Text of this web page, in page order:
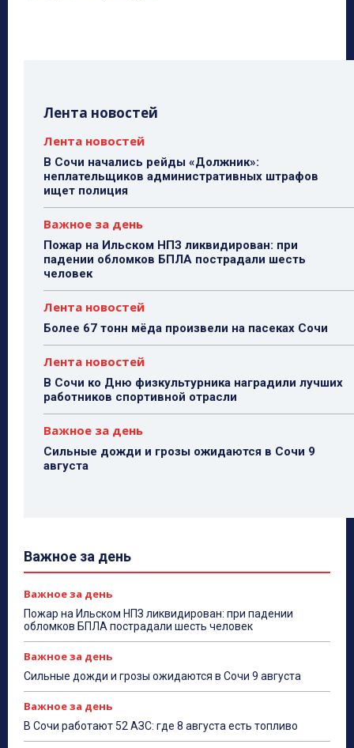
Лента новостей
Лента новостей
В Сочи начались рейды «Должник»:
неплательщиков административных штрафов
ищет полиция
Важное за день
Пожар на Ильском НПЗ ликвидирован: при
падении обломков БПЛА пострадали шесть
человек
Лента новостей
Более 67 тонн мёда произвели на пасеках Сочи
Лента новостей
В Сочи ко Дню физкультурника наградили лучших
работников спортивной отрасли
Важное за день
Сильные дожди и грозы ожидаются в Сочи 9
августа
Важное за день
Важное за день
Пожар на Ильском НПЗ ликвидирован: при падении
обломков БПЛА пострадали шесть человек
Важное за день
Сильные дожди и грозы ожидаются в Сочи 9 августа
Важное за день
В Сочи работают 52 АЗС: где 8 августа есть топливо